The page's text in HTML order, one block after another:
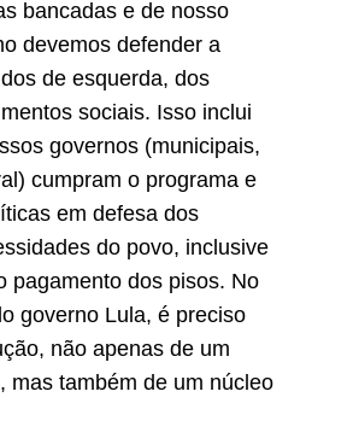
bancadas e de nosso
devemos defender a
de esquerda, dos
sociais. Isso inclui
governos (municipais,
cumpram o programa e
em defesa dos
do povo, inclusive
pagamento dos pisos. No
governo Lula, é preciso
não apenas de um
mas também de um núcleo